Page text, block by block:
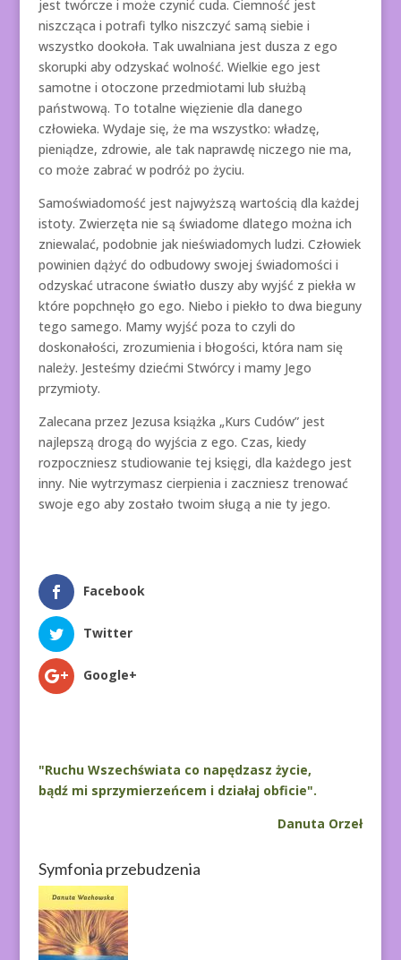
jest twórcze i może czynić cuda. Ciemność jest
niszcząca i potrafi tylko niszczyć samą siebie i
wszystko dookoła. Tak uwalniana jest dusza z ego
skorupki aby odzyskać wolność. Wielkie ego jest
samotne i otoczone przedmiotami lub służbą
państwową. To totalne więzienie dla danego
człowieka. Wydaje się, że ma wszystko: władzę,
pieniądze, zdrowie, ale tak naprawdę niczego nie ma,
co może zabrać w podróż po życiu.
Samoświadomość jest najwyższą wartością dla każdej
istoty. Zwierzęta nie są świadome dlatego można ich
zniewalać, podobnie jak nieświadomych ludzi. Człowiek
powinien dążyć do odbudowy swojej świadomości i
odzyskać utracone światło duszy aby wyjść z piekła w
które popchnęło go ego. Niebo i piekło to dwa bieguny
tego samego. Mamy wyjść poza to czyli do
doskonałości, zrozumienia i błogości, która nam się
należy. Jesteśmy dziećmi Stwórcy i mamy Jego
przymioty.
Zalecana przez Jezusa książka „Kurs Cudów” jest
najlepszą drogą do wyjścia z ego. Czas, kiedy
rozpoczniesz studiowanie tej księgi, dla każdego jest
inny. Nie wytrzymasz cierpienia i zaczniesz trenować
swoje ego aby zostało twoim sługą a nie ty jego.
Facebook
Twitter
Google+
"Ruchu Wszechświata co napędzasz życie,
bądź mi sprzymierzeńcem i działaj obficie".
Danuta Orzeł
Symfonia przebudzenia